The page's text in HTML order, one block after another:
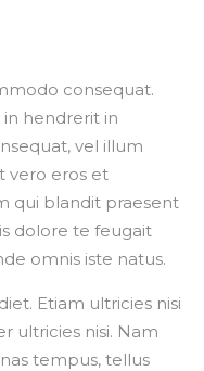
consequat.
hendrerit in
vel illum
vero eros et
qui blandit praesent
dolore te feugait
omnis iste natus.
Etiam ultricies nisi
ultricies nisi. Nam
tempus, tellus